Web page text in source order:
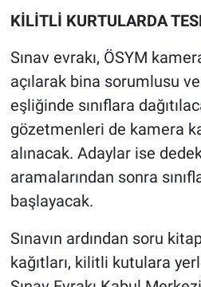
KİLİTLİ KURTULARDA
Sınav evrakı, ÖSYM
açılarak bina sorumlusu
eşliğinde sınıflara
gözetmenleri de kamera
alınacak. Adaylar ise
aramalarından sonra
başlayacak.
Sınavın ardından soru
kağıtları, kilitli kutulara